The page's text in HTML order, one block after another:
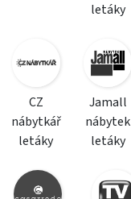
letáky
CZ
nábytkář
letáky
Jamall
nábytek
letáky